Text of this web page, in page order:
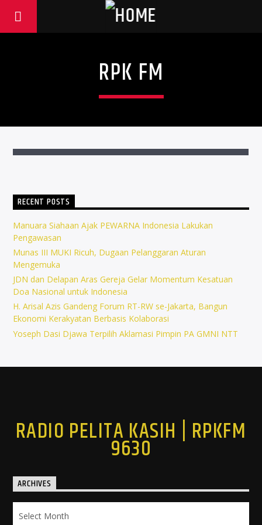
RPK FM
RECENT POSTS
Manuara Siahaan Ajak PEWARNA Indonesia Lakukan
Pengawasan
Munas III MUKI Ricuh, Dugaan Pelanggaran Aturan
Mengemuka
JDN dan Delapan Aras Gereja Gelar Momentum Kesatuan
Doa Nasional untuk Indonesia
H. Arisal Azis Gandeng Forum RT-RW se-Jakarta, Bangun
Ekonomi Kerakyatan Berbasis Kolaborasi
Yoseph Dasi Djawa Terpilih Aklamasi Pimpin PA GMNI NTT
RADIO PELITA KASIH | RPKFM
9630
ARCHIVES